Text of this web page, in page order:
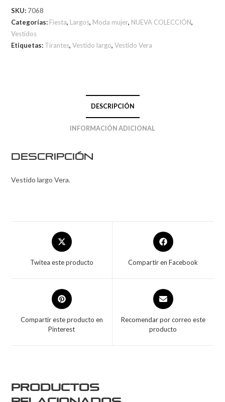
SKU: 7068
Categorías: Fiesta, Largos, Moda mujer, NUEVA COLECCIÓN,
Vestidos
Etiquetas: Tirantes,Vestido largo,Vestido Vera
DESCRIPCIÓN
INFORMACIÓN ADICIONAL
Descripción
Vestido largo Vera.
Twitea este producto Compartir en Facebook
Compartir este producto en
Pinterest
Recomendar por correo este
producto
Productos